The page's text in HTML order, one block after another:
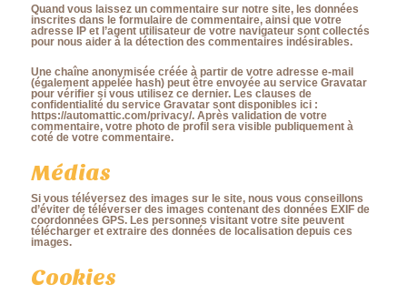
Quand vous laissez un commentaire sur notre site, les données
inscrites dans le formulaire de commentaire, ainsi que votre
adresse IP et l’agent utilisateur de votre navigateur sont collectés
pour nous aider à la détection des commentaires indésirables.
Une chaîne anonymisée créée à partir de votre adresse e-mail
(également appelée hash) peut être envoyée au service Gravatar
pour vérifier si vous utilisez ce dernier. Les clauses de
confidentialité du service Gravatar sont disponibles ici :
https://automattic.com/privacy/. Après validation de votre
commentaire, votre photo de profil sera visible publiquement à
coté de votre commentaire.
Médias
Si vous téléversez des images sur le site, nous vous conseillons
d’éviter de téléverser des images contenant des données EXIF de
coordonnées GPS. Les personnes visitant votre site peuvent
télécharger et extraire des données de localisation depuis ces
images.
Cookies